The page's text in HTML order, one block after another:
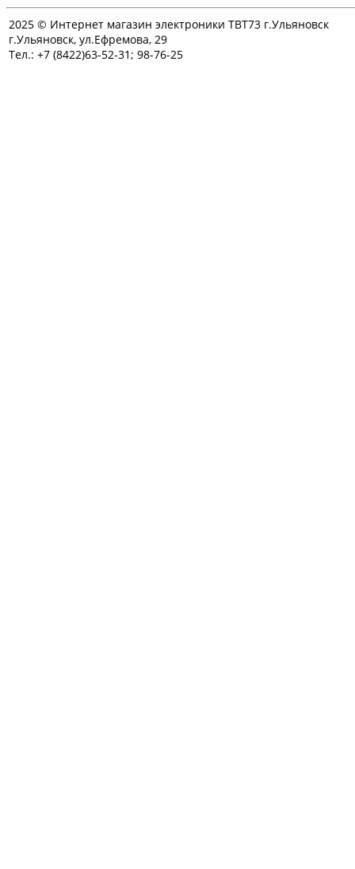
2025 © Интернет магазин электроники ТВТ73 г.Ульяновск
г.Ульяновск, ул.Ефремова, 29
Тел.: +7 (8422)63-52-31; 98-76-25